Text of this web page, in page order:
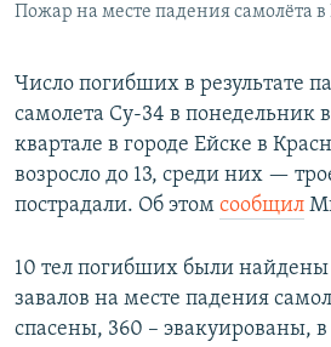
Все сайты РСЕ/РС
Пожар на месте падения самолёта в
Число погибших в результате
самолета Су-34 в понедельник
квартале в городе Ейске в
возросло до 13, среди них —
пострадали. Об этом сообщил
10 тел погибших были найдены
завалов на месте падения
спасены, 360 – эвакуированы,